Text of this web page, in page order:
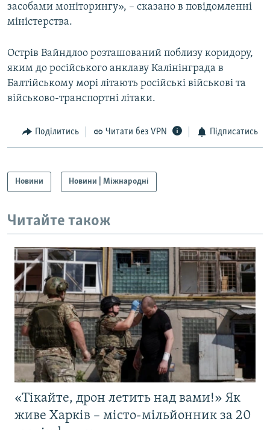
засобами моніторингу», – сказано в повідомленні
міністерства.
Острів Вайндлоо розташований поблизу коридору,
яким до російського анклаву Калінінграда в
Балтійському морі літають російські військові та
військово-транспортні літаки.
Поділитись Читати без VPN Підписатись
Новини Новини | Міжнародні
Читайте також
«Тікайте, дрон летить над вами!» Як
живе Харків – місто-мільйонник за 20